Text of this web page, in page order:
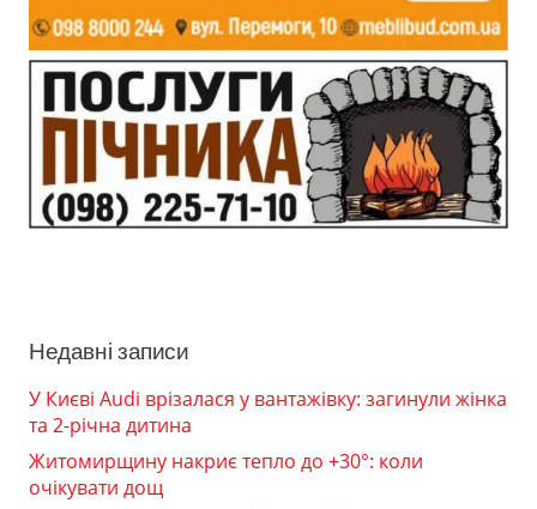
Недавні записи
У Києві Audi врізалася у вантажівку: загинули жінка
та 2-річна дитина
Житомирщину накриє тепло до +30°: коли
очікувати дощ